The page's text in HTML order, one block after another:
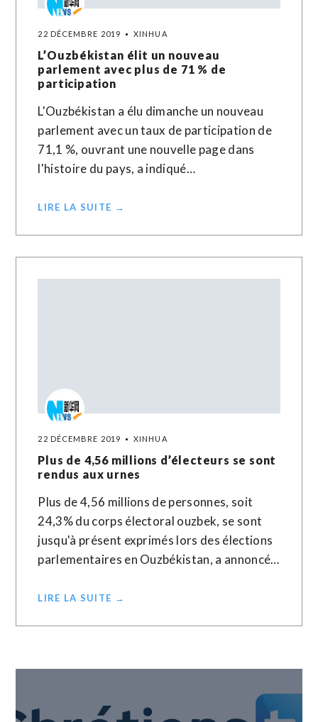
22 DÉCEMBRE 2019 XINHUA
L’Ouzbékistan élit un nouveau
parlement avec plus de 71 % de
participation
L'Ouzbékistan a élu dimanche un nouveau
parlement avec un taux de participation de
71,1 %, ouvrant une nouvelle page dans
l'histoire du pays, a indiqué…
LIRE LA SUITE →
22 DÉCEMBRE 2019 XINHUA
Plus de 4,56 millions d’électeurs se sont
rendus aux urnes
Plus de 4,56 millions de personnes, soit
24,3% du corps électoral ouzbek, se sont
jusqu'à présent exprimés lors des élections
parlementaires en Ouzbékistan, a annoncé…
LIRE LA SUITE →